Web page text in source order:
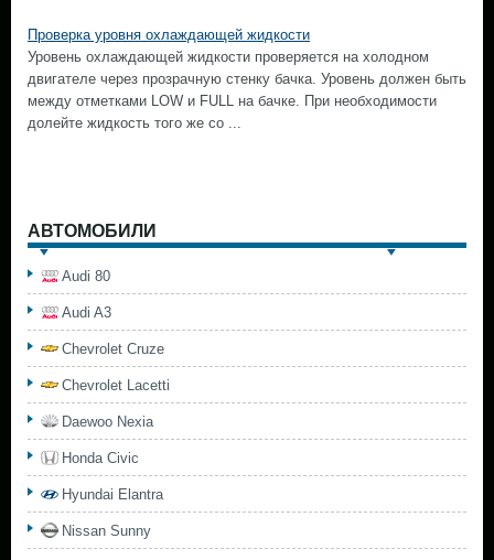
Проверка уровня охлаждающей жидкости
Уровень охлаждающей жидкости проверяется на холодном
двигателе через прозрачную стенку бачка. Уровень должен быть
между отметками LOW и FULL на бачке. При необходимости
долейте жидкость того же со ...
АВТОМОБИЛИ
Audi 80
Audi A3
Chevrolet Cruze
Chevrolet Lacetti
Daewoo Nexia
Honda Civic
Hyundai Elantra
Nissan Sunny